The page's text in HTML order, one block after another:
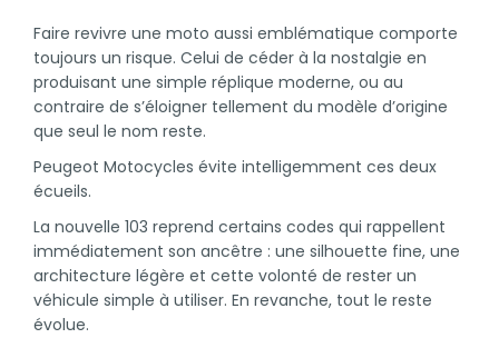
Faire revivre une moto aussi emblématique comporte
toujours un risque. Celui de céder à la nostalgie en
produisant une simple réplique moderne, ou au
contraire de s’éloigner tellement du modèle d’origine
que seul le nom reste.
Peugeot Motocycles évite intelligemment ces deux
écueils.
La nouvelle 103 reprend certains codes qui rappellent
immédiatement son ancêtre : une silhouette fine, une
architecture légère et cette volonté de rester un
véhicule simple à utiliser. En revanche, tout le reste
évolue.